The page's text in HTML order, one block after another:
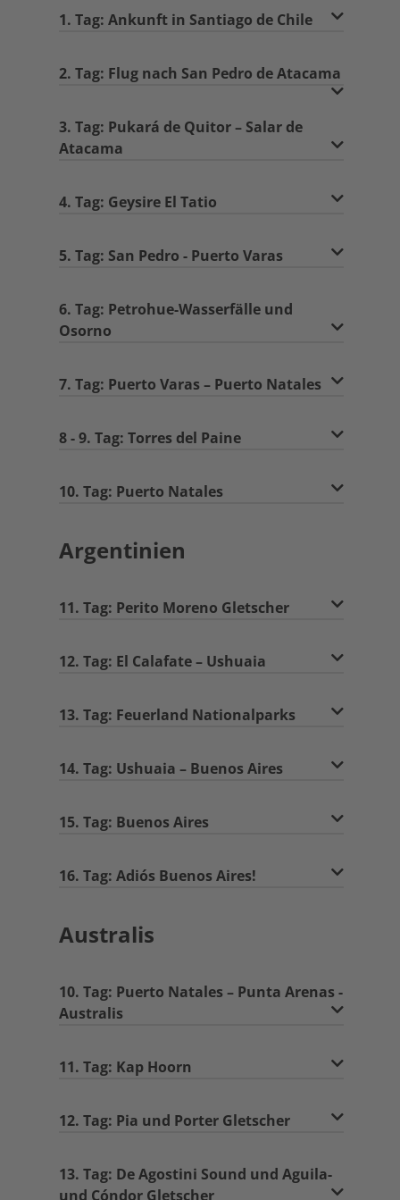
1. Tag: Ankunft in Santiago de Chile
2. Tag: Flug nach San Pedro de Atacama
3. Tag: Pukará de Quitor – Salar de
Atacama
4. Tag: Geysire El Tatio
5. Tag: San Pedro - Puerto Varas
6. Tag: Petrohue-Wasserfälle und
Osorno
7. Tag: Puerto Varas – Puerto Natales
8 - 9. Tag: Torres del Paine
10. Tag: Puerto Natales
Argentinien
11. Tag: Perito Moreno Gletscher
12. Tag: El Calafate – Ushuaia
13. Tag: Feuerland Nationalparks
14. Tag: Ushuaia – Buenos Aires
15. Tag: Buenos Aires
16. Tag: Adiós Buenos Aires!
Australis
10. Tag: Puerto Natales – Punta Arenas -
Australis
11. Tag: Kap Hoorn
12. Tag: Pia und Porter Gletscher
13. Tag: De Agostini Sound und Aguila-
und Cóndor Gletscher